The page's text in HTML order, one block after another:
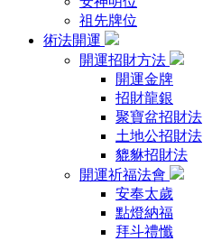
祖先牌位
術法開運
開運招財方法
開運金牌
招財龍銀
聚寶盆招財法
土地公招財法
貔貅招財法
開運祈福法會
安奉太歲
點燈納福
拜斗禮懺